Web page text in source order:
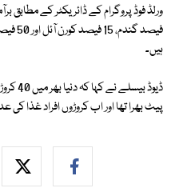
فیصد
ہیں۔
ڈیوڈ
پیٹ بھرا تھا اور اب کروڑوں افراد غذا کی